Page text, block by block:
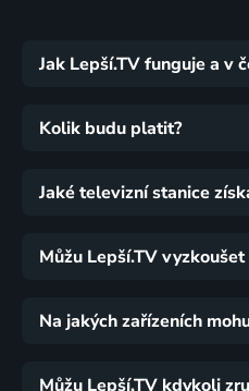
Jak Lepší.TV funguje a v
Kolik budu platit?
Jaké televizní stanice
Můžu Lepší.TV vyzkoušet
Na jakých zařízeních
Můžu Lepší.TV kdykoli